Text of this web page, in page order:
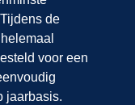
de
voor een
jaarbasis.